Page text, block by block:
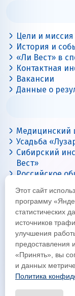
Цели и
История и
«Ли Вест» в
Контактная
Вакансии
Данные о
Медицинский
Усадьба
Сибирский
Вест»
Российское
Цигун с Ли
© Все права
Официальный
Этот сайт
программу
статистических
источников
улучшения
«Принять», вы
и данных
Политика